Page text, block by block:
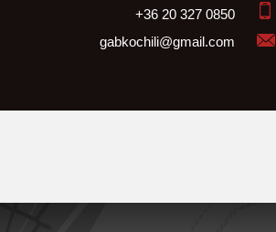
+36 20 327 0850
gabkochili@gmail.com